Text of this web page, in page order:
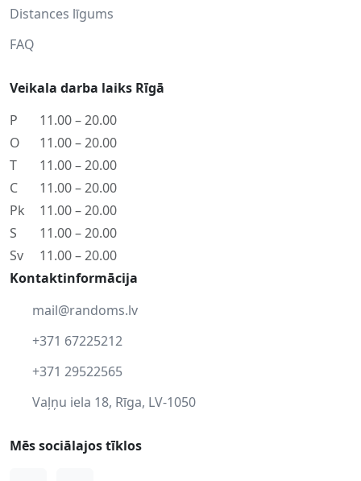
Distances līgums
FAQ
Veikala darba laiks Rīgā
P
11.00 – 20.00
O
11.00 – 20.00
T
11.00 – 20.00
C
11.00 – 20.00
Pk
11.00 – 20.00
S
11.00 – 20.00
Sv
11.00 – 20.00
Kontaktinformācija
mail@randoms.lv
+371 67225212
+371 29522565
Vaļņu iela 18, Rīga, LV-1050
Mēs sociālajos tīklos